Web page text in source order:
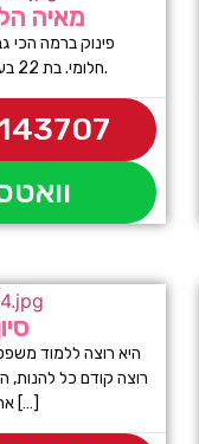
מאיה
פינוק ברמה הכי
חלומי. בת 22 בעלת גוף חטוב ויפיפה.
היא רוצה ללמוד
רוצה קודם כל להנות,
את האתגר? לביתך או […]